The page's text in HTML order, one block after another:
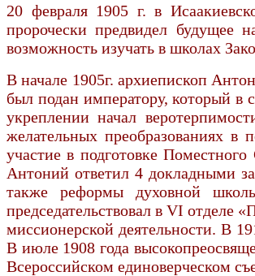
20 февраля 1905 г. в
пророчески предвидел будущее
возможность изучать в школах
В начале 1905г. архиепископ
был подан императору, который
укреплении начал
желательных преобразованиях
участие в подготовке
Антоний ответил 4 докладными
также реформы духовной
председательствовал в VI отделе
миссионерской деятельности. В
В июле 1908 года
Всероссийском единоверческом